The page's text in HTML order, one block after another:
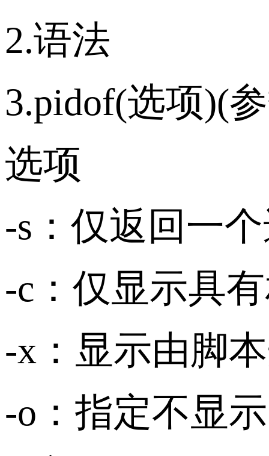
2.语法
3.pidof(选项)(
选项
-s：仅返回一
-c：仅显示具
-x：显示由脚
-o：指定不显